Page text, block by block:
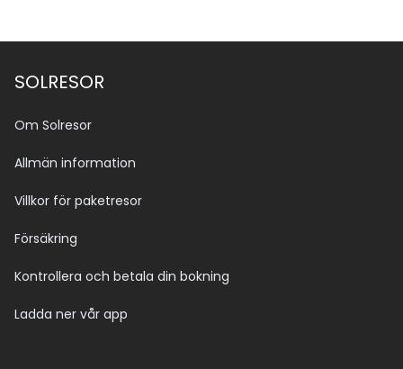
SOLRESOR
Om Solresor
Allmän information
Villkor för paketresor
Försäkring
Kontrollera och betala din bokning
Ladda ner vår app